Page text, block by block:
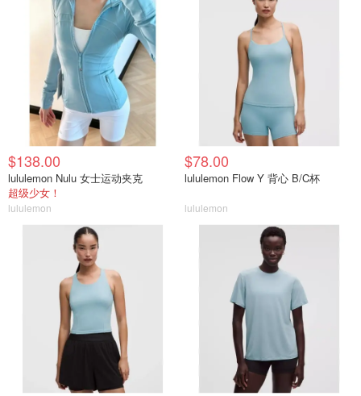
$138.00
lululemon Nulu 女士运动夹克
超级少女！
lululemon
$78.00
lululemon Flow Y 背心 B/C杯
lululemon